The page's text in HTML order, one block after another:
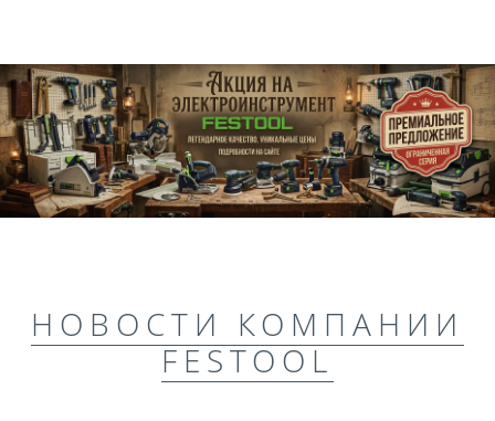
НОВОСТИ КОМПАНИИ
FESTOOL